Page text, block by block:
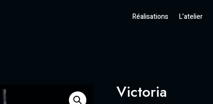
Réalisations L’atelier
Victoria